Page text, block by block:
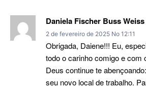
Daniela Fischer Buss Weiss
2 de fevereiro de 2025 No 12:11
Obrigada, Daiene!!! Eu,
todo o carinho comigo e com
Deus continue te
seu novo local de trabalho.